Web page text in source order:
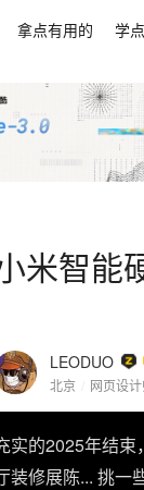
拿点有用的 学
米智能
LEODUO
北京 网页设
合集
实的2025年结
装修展陈... 挑一